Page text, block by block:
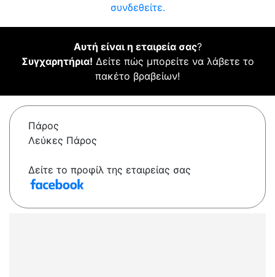
συνδεθείτε.
Αυτή είναι η εταιρεία σας?
Συγχαρητήρια! Δείτε πώς μπορείτε να λάβετε το
πακέτο βραβείων!
Πάρος
Λεύκες Πάρος
Δείτε το προφίλ της εταιρείας σας